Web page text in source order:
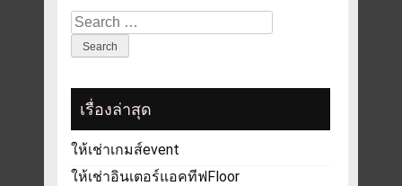
Search
for:
เรื่องล่าสุด
ให้เช่าเกมส์event
ให้เช่าอินเตอร์แอคทีฟFloor